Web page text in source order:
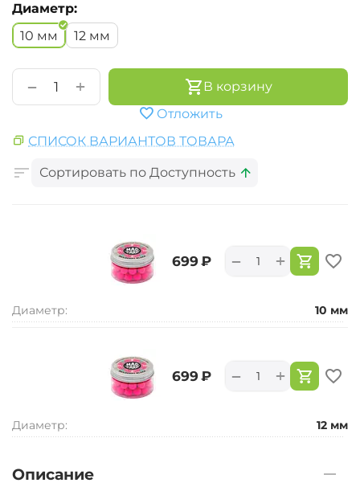
Диаметр:
10 мм
12 мм
+
−
В корзину
Отложить
СПИСОК ВАРИАНТОВ ТОВАРА
Сортировать по Доступность
‍699‍ ₽ +
−
Диаметр: 10 мм
‍699‍ ₽ +
−
Диаметр: 12 мм
Описание